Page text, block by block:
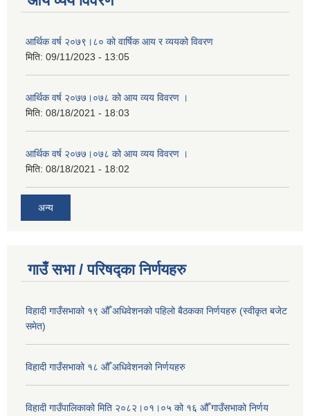
आर्थिक वर्ष २०७९।८० को वार्षिक आय र व्ययको विवरण
मिति: 09/11/2023 - 13:05
आर्थिक वर्ष २०७७।०७८ को आय व्यय विवरण ।
मिति: 08/18/2021 - 18:03
आर्थिक वर्ष २०७७।०७८ को आय व्यय विवरण ।
मिति: 08/18/2021 - 18:02
अन्य
गाउँ सभा / परिषद्का निर्णयहरु
विहादी गाउँसभाको १९ औँ अधिवेशनको पहिलो बैठकका निर्णयहरु (स्वीकृत बजेट
समेत)
विहादी गाउँसभाको १८ औँ अधिवेशनको निर्णयहरु
विहादी गाउँपालिकाको मिति २०८२।०१।०५ को १६ औँ गाउँसभाको निर्णय